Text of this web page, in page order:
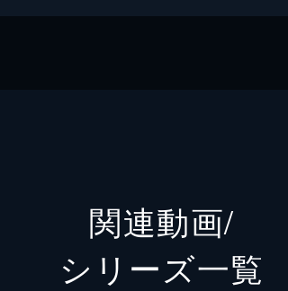
関連動画/
シリーズ⼀覧